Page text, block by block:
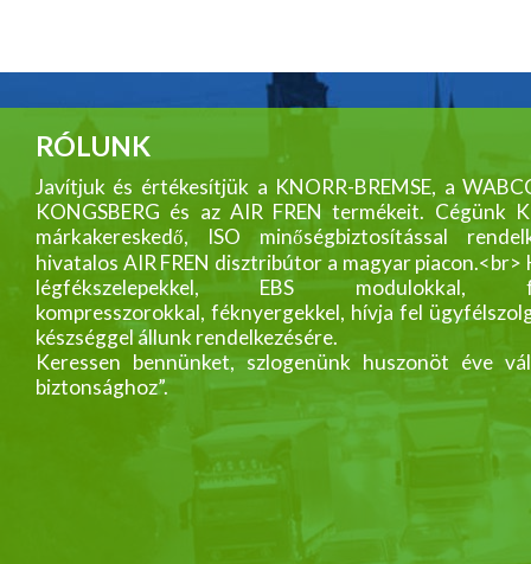
RÓLUNK
Javítjuk és értékesítjük a KNORR-BREMSE, a
KONGSBERG és az AIR FREN termékeit. Cégünk
márkakereskedő, ISO minőségbiztosítással
hivatalos AIR FREN disztribútor a magyar piacon.<br>
légfékszelepekkel, EBS modulokkal,
kompresszorokkal, féknyergekkel, hívja fel
készséggel állunk rendelkezésére.
Keressen bennünket, szlogenünk huszonöt éve
biztonsághoz”.